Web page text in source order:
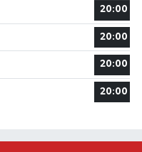
20:00
20:00
20:00
20:00